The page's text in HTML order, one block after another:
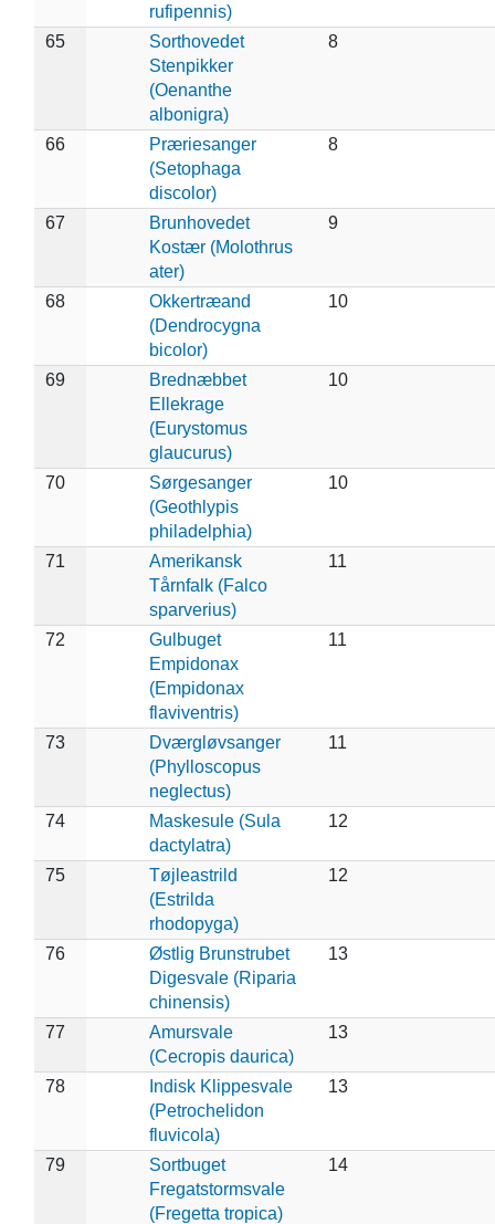
rufipennis)
65
Sorthovedet
Stenpikker
(Oenanthe
albonigra)
8
66
Præriesanger
(Setophaga
discolor)
8
67
Brunhovedet
Kostær (Molothrus
ater)
9
68
Okkertræand
(Dendrocygna
bicolor)
10
69
Brednæbbet
Ellekrage
(Eurystomus
glaucurus)
10
70
Sørgesanger
(Geothlypis
philadelphia)
10
71
Amerikansk
Tårnfalk (Falco
sparverius)
11
72
Gulbuget
Empidonax
(Empidonax
flaviventris)
11
73
Dværgløvsanger
(Phylloscopus
neglectus)
11
74
Maskesule (Sula
dactylatra)
12
75
Tøjleastrild
(Estrilda
rhodopyga)
12
76
Østlig Brunstrubet
Digesvale (Riparia
chinensis)
13
77
Amursvale
(Cecropis daurica)
13
78
Indisk Klippesvale
(Petrochelidon
fluvicola)
13
79
Sortbuget
Fregatstormsvale
(Fregetta tropica)
14